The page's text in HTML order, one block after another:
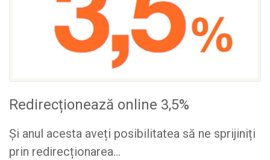
Redirecționează online 3,5%
Și anul acesta aveți posibilitatea să ne sprijiniți
prin redirecționarea...